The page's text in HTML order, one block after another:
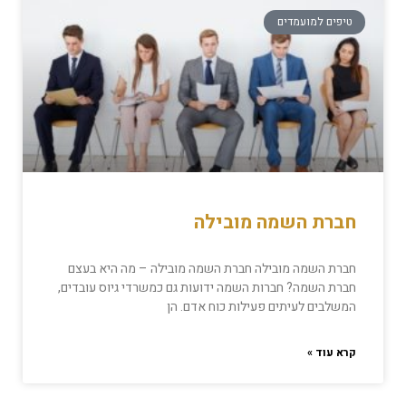
טיפים למועמדים
חברת השמה מובילה
חברת השמה מובילה חברת השמה מובילה – מה היא בעצם
חברת השמה? חברות השמה ידועות גם כמשרדי גיוס עובדים,
המשלבים לעיתים פעילות כוח אדם. הן
קרא עוד »